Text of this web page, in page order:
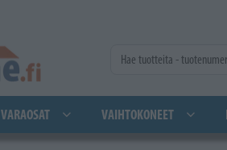
VARAOSAT VAIHTOKONEET